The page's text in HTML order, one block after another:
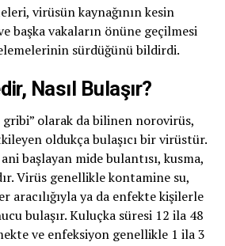
virüsün kaynağının kesin
başka vakaların önüne geçilmesi
sürdüğünü bildirdi.
Nasıl Bulaşır?
gribi” olarak da bilinen norovirüs,
oldukça bulaşıcı bir virüstür.
başlayan mide bulantısı, kusma,
Virüs genellikle kontamine su,
aracılığıyla ya da enfekte kişilerle
bulaşır. Kuluçka süresi 12 ila 48
ve enfeksiyon genellikle 1 ila 3